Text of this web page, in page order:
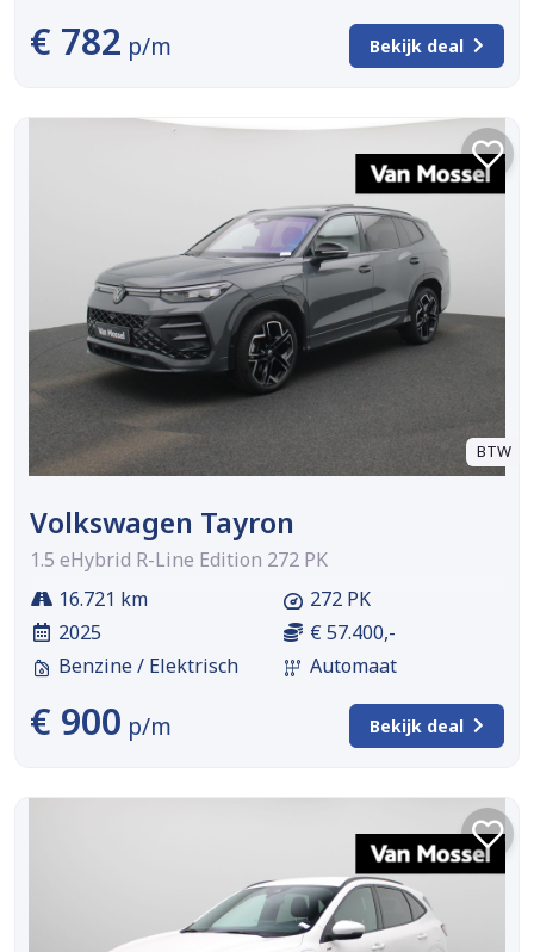
€ 782 p/m Bekijk deal
BTW
Volkswagen Tayron
1.5 eHybrid R-Line Edition 272 PK
16.721 km
2025
Benzine / Elektrisch
272 PK
€ 57.400,-
Automaat
€ 900 p/m Bekijk deal